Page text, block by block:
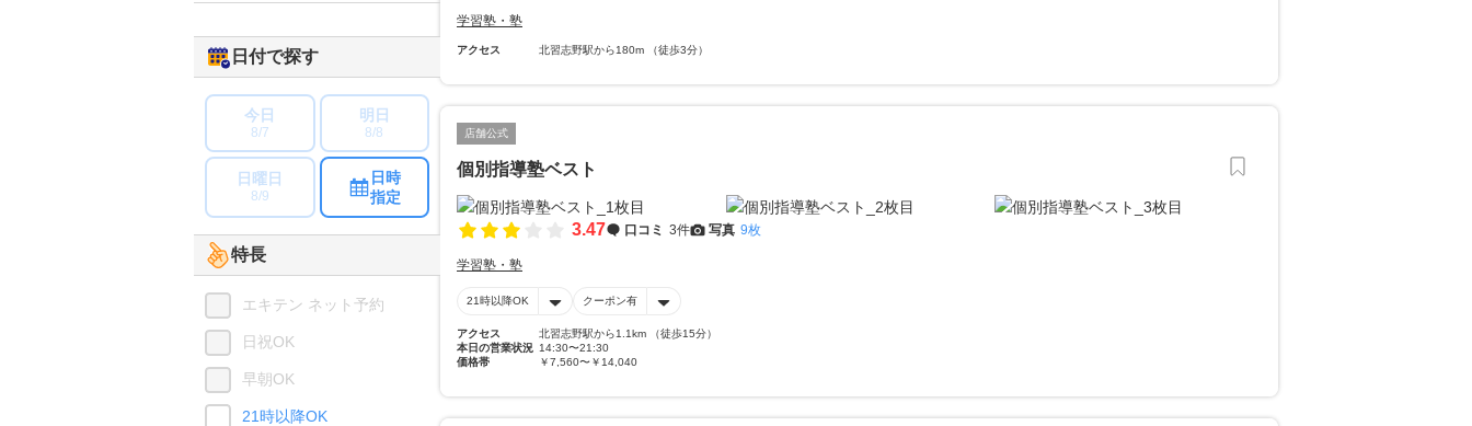
学習塾・塾
アクセス 北習志野駅から180m （徒歩3分）
店舗公式
個別指導塾ベスト
3.47 口コミ 3件 写真 9枚
学習塾・塾
21時以降OK クーポン有
アクセス
北習志野駅から1.1km （徒歩15分）
本日の営業状況 14:30〜21:30
価格帯
￥7,560〜￥14,040
日付で探す
今日
8/7
明日
8/8
日曜日
8/9
日時
指定
特長
エキテン ネット予約
日祝OK
早朝OK
21時以降OK